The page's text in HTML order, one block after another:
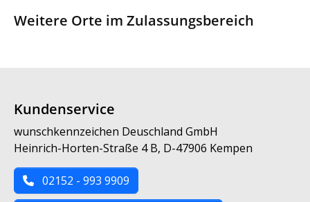
Weitere Orte im Zulassungsbereich
Kundenservice
wunschkennzeichen Deuschland GmbH
Heinrich-Horten-Straße 4 B, D-47906 Kempen
02152 - 993 9909